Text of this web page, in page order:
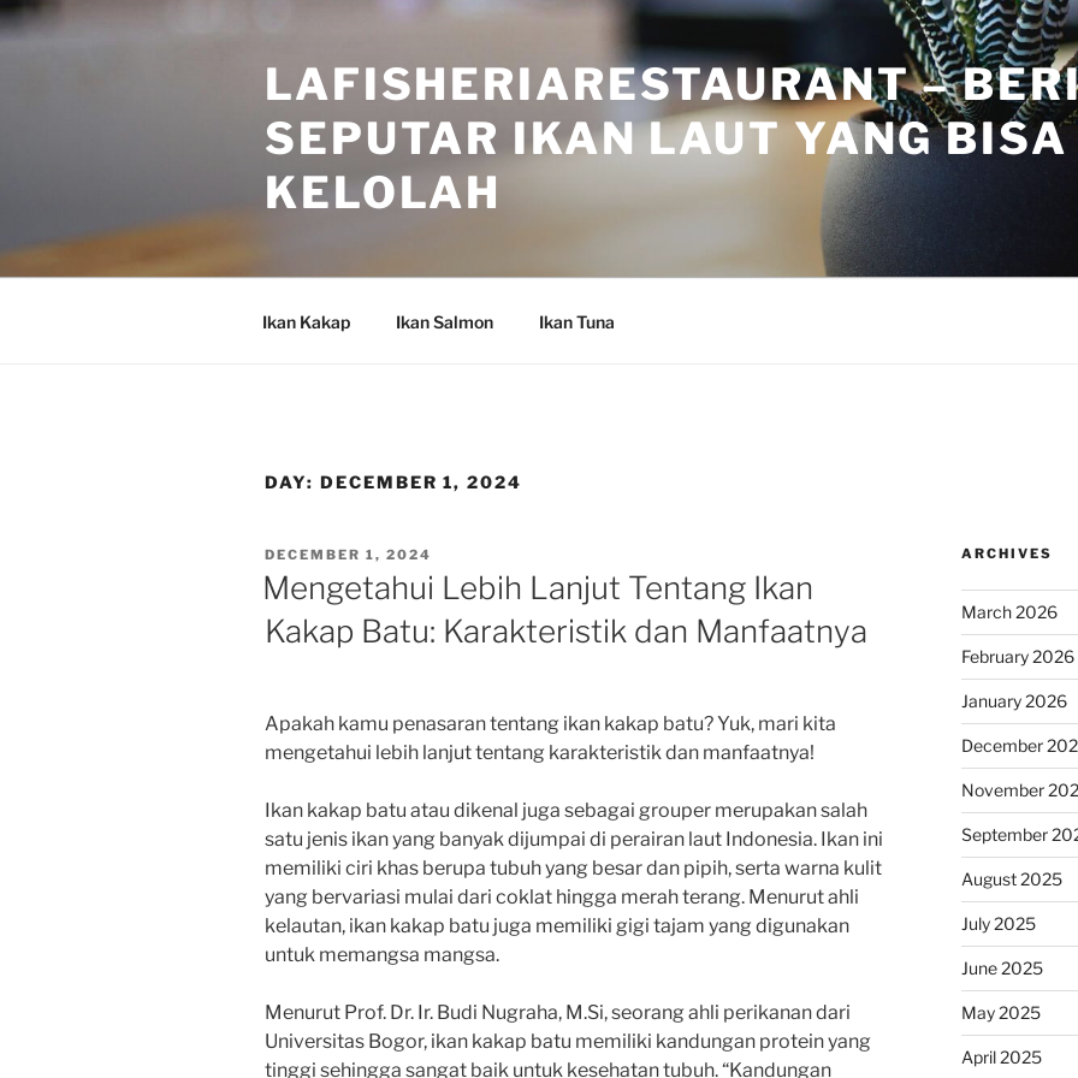
Skip
to
LAFISHERIARESTAURANT –
SEPUTAR IKAN LAUT YANG
KELOLAH
Ikan Kakap Ikan Salmon Ikan Tuna
DAY: DECEMBER 1, 2024
POSTED
ON
DECEMBER 1, 2024
Mengetahui Lebih Lanjut Tentang Ikan
Kakap Batu: Karakteristik dan Manfaatnya
Apakah kamu penasaran tentang ikan kakap batu? Yuk, mari kita
mengetahui lebih lanjut tentang karakteristik dan manfaatnya!
Ikan kakap batu atau dikenal juga sebagai grouper merupakan salah
satu jenis ikan yang banyak dijumpai di perairan laut Indonesia. Ikan ini
memiliki ciri khas berupa tubuh yang besar dan pipih, serta warna kulit
yang bervariasi mulai dari coklat hingga merah terang. Menurut ahli
kelautan, ikan kakap batu juga memiliki gigi tajam yang digunakan
untuk memangsa mangsa.
Menurut Prof. Dr. Ir. Budi Nugraha, M.Si, seorang ahli perikanan dari
Universitas Bogor, ikan kakap batu memiliki kandungan protein yang
tinggi sehingga sangat baik untuk kesehatan tubuh. “Kandungan
ARCHIVES
March 2026
February 2026
January 2026
December
November
September
August 2025
July 2025
June 2025
May 2025
April 2025